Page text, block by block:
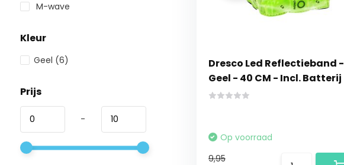
M-wave
Kleur
Geel (6)
Prijs
-
Dresco Led Reflectieband -
Geel - 40 CM - Incl. Batterij
Op voorraad
9,95